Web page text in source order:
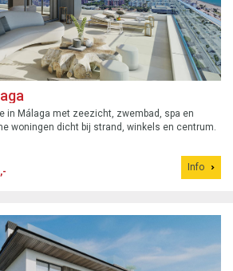
in Málaga met zeezicht, zwembad, spa en
woningen dicht bij strand, winkels en centrum.
Info